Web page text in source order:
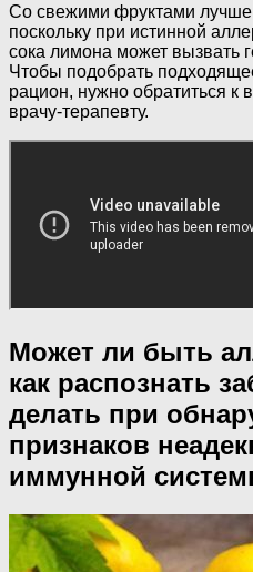
Со свежими фруктами лучше
поскольку при истинной
сока лимона может вызвать
Чтобы подобрать
рацион, нужно обратиться к
врачу-терапевту.
Может ли быть
как распознать
делать при
признаков
иммунной